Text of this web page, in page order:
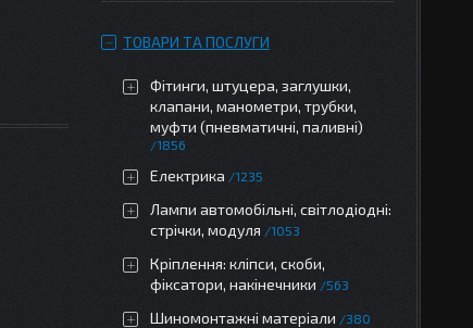
ТОВАРИ ТА ПОСЛУГИ
Фітинги, штуцера, заглушки,
клапани, манометри, трубки,
муфти (пневматичні, паливні)
1856
Електрика 1235
Лампи автомобільні, світлодіодні:
стрічки, модуля
1053
Кріплення: кліпси, скоби,
фіксатори, накінечники
563
Шиномонтажні матеріали 380